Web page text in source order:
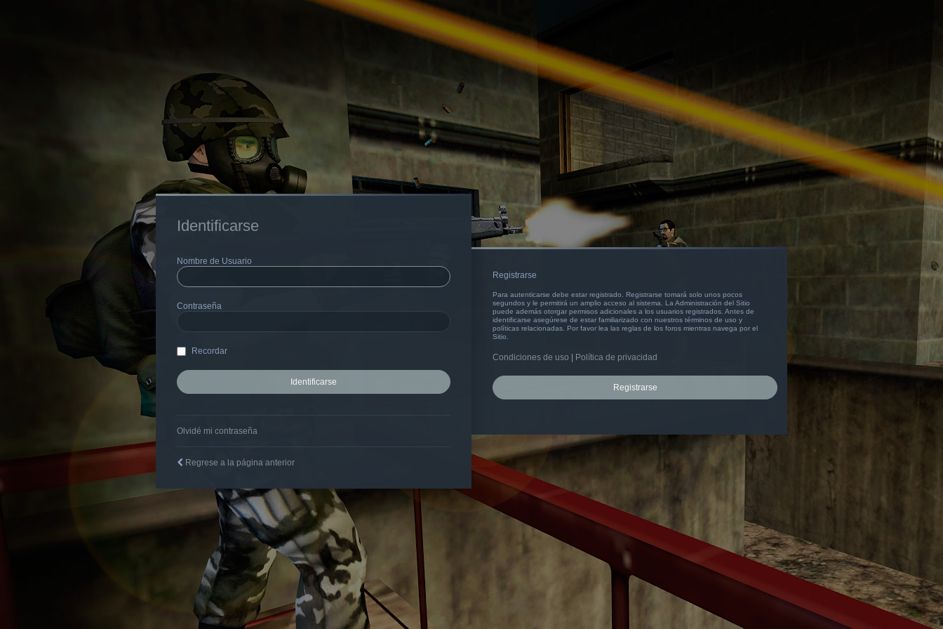
Identificarse
Nombre de Usuario
Contraseña
Recordar
Olvidé mi contraseña
Regrese a la página anterior
Registrarse
Para autenticarse debe estar registrado. Registrarse tomará solo unos pocos
segundos y le permitirá un amplio acceso al sistema. La Administración del Sitio
puede además otorgar permisos adicionales a los usuarios registrados. Antes de
identificarse asegúrese de estar familiarizado con nuestros términos de uso y
políticas relacionadas. Por favor lea las reglas de los foros mientras navega por el
Sitio.
Condiciones de uso | Política de privacidad
Registrarse